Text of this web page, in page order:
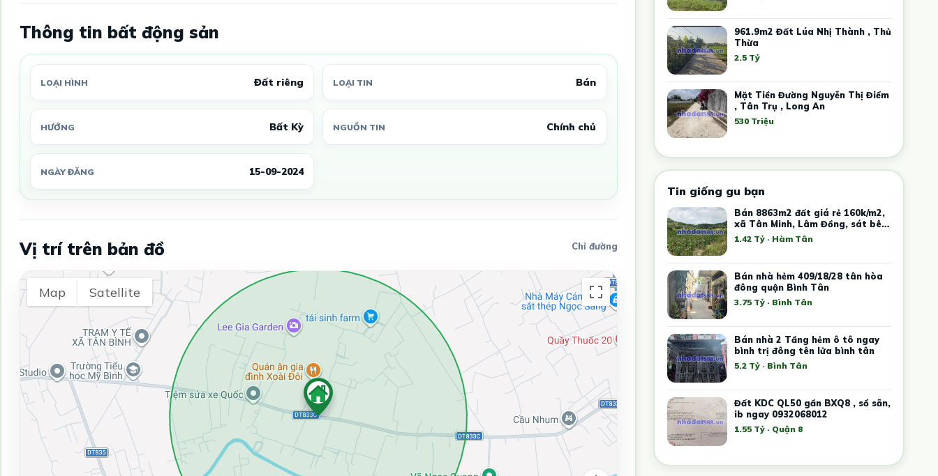
Thông tin bất động sản
LOẠI HÌNH Đất riêng LOẠI TIN Bán
HƯỚNG Bất Kỳ NGUỒN TIN Chính chủ
NGÀY ĐĂNG 15-09-2024
Vị trí trên bản đồ Chỉ đường
Map Satellite
961.9m2 Đất Lúa Nhị Thành , Thủ
Thừa
2.5 Tỷ
Mặt Tiền Đường Nguyễn Thị Điểm
, Tân Trụ , Long An
530 Triệu
Tin giống gu bạn
Bán 8863m2 đất giá rẻ 160k/m2,
xã Tân Minh, Lâm Đồng, sát bên
cao tốc, KCN Tân Đức Sonadezi
1.42 Tỷ · Hàm Tân
Bán nhà hẻm 409/18/28 tân hòa
đông quận Bình Tân
3.75 Tỷ · Bình Tân
Bán nhà 2 Tầng hẻm ô tô ngay
bình trị đông tên lửa bình tân
5.2 Tỷ · Bình Tân
Đất KDC QL50 gần BXQ8 , sổ sẵn,
ib ngay 0932068012
1.55 Tỷ · Quận 8